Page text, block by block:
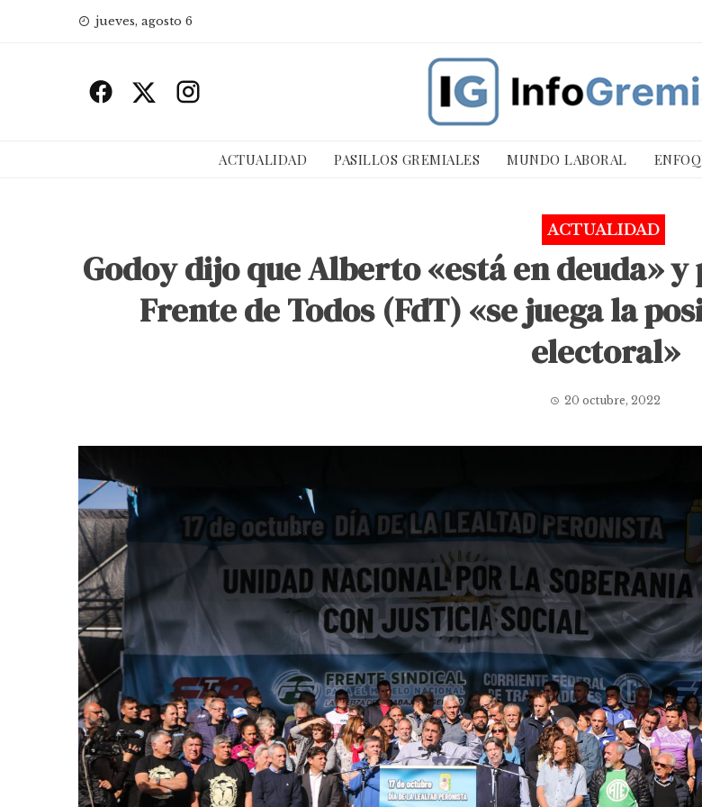
jueves, agosto 6
ACTUALIDAD PASILLOS GREMIALES MUNDO LABORAL
ACTUALIDAD
Godoy dijo que Alberto «está en deuda» y
Frente de Todos (FdT) «se juega la
electoral»
20 octubre, 2022